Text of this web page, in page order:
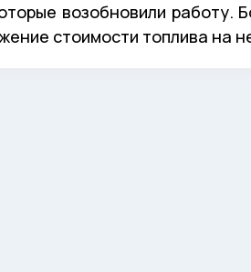
возобновили работу.
стоимости топлива на